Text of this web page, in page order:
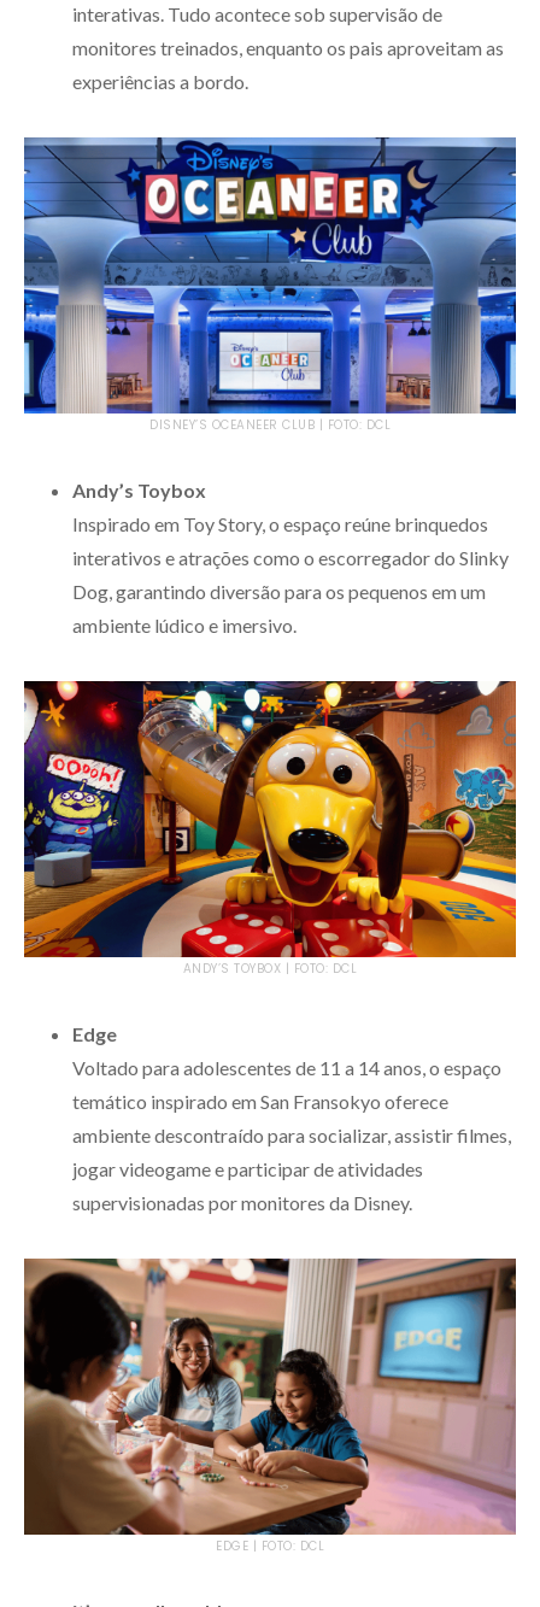
interativas. Tudo acontece sob supervisão de
monitores treinados, enquanto os pais aproveitam as
experiências a bordo.
DISNEY’S OCEANEER CLUB | FOTO: DCL
Andy’s Toybox
Inspirado em Toy Story, o espaço reúne brinquedos
interativos e atrações como o escorregador do Slinky
Dog, garantindo diversão para os pequenos em um
ambiente lúdico e imersivo.
ANDY’S TOYBOX | FOTO: DCL
Edge
Voltado para adolescentes de 11 a 14 anos, o espaço
temático inspirado em San Fransokyo oferece
ambiente descontraído para socializar, assistir filmes,
jogar videogame e participar de atividades
supervisionadas por monitores da Disney.
EDGE | FOTO: DCL